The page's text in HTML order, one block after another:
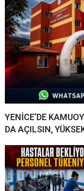
YENİCE’DE
DA AÇILSIN,